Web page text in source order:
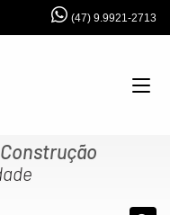
(47) 9.9921-2713